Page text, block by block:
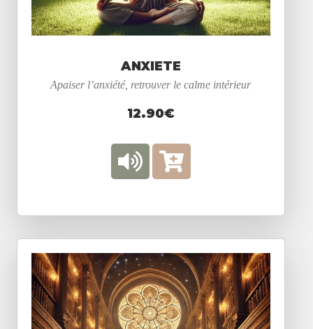
ANXIETE
Apaiser l’anxiété, retrouver le calme intérieur
12.90€